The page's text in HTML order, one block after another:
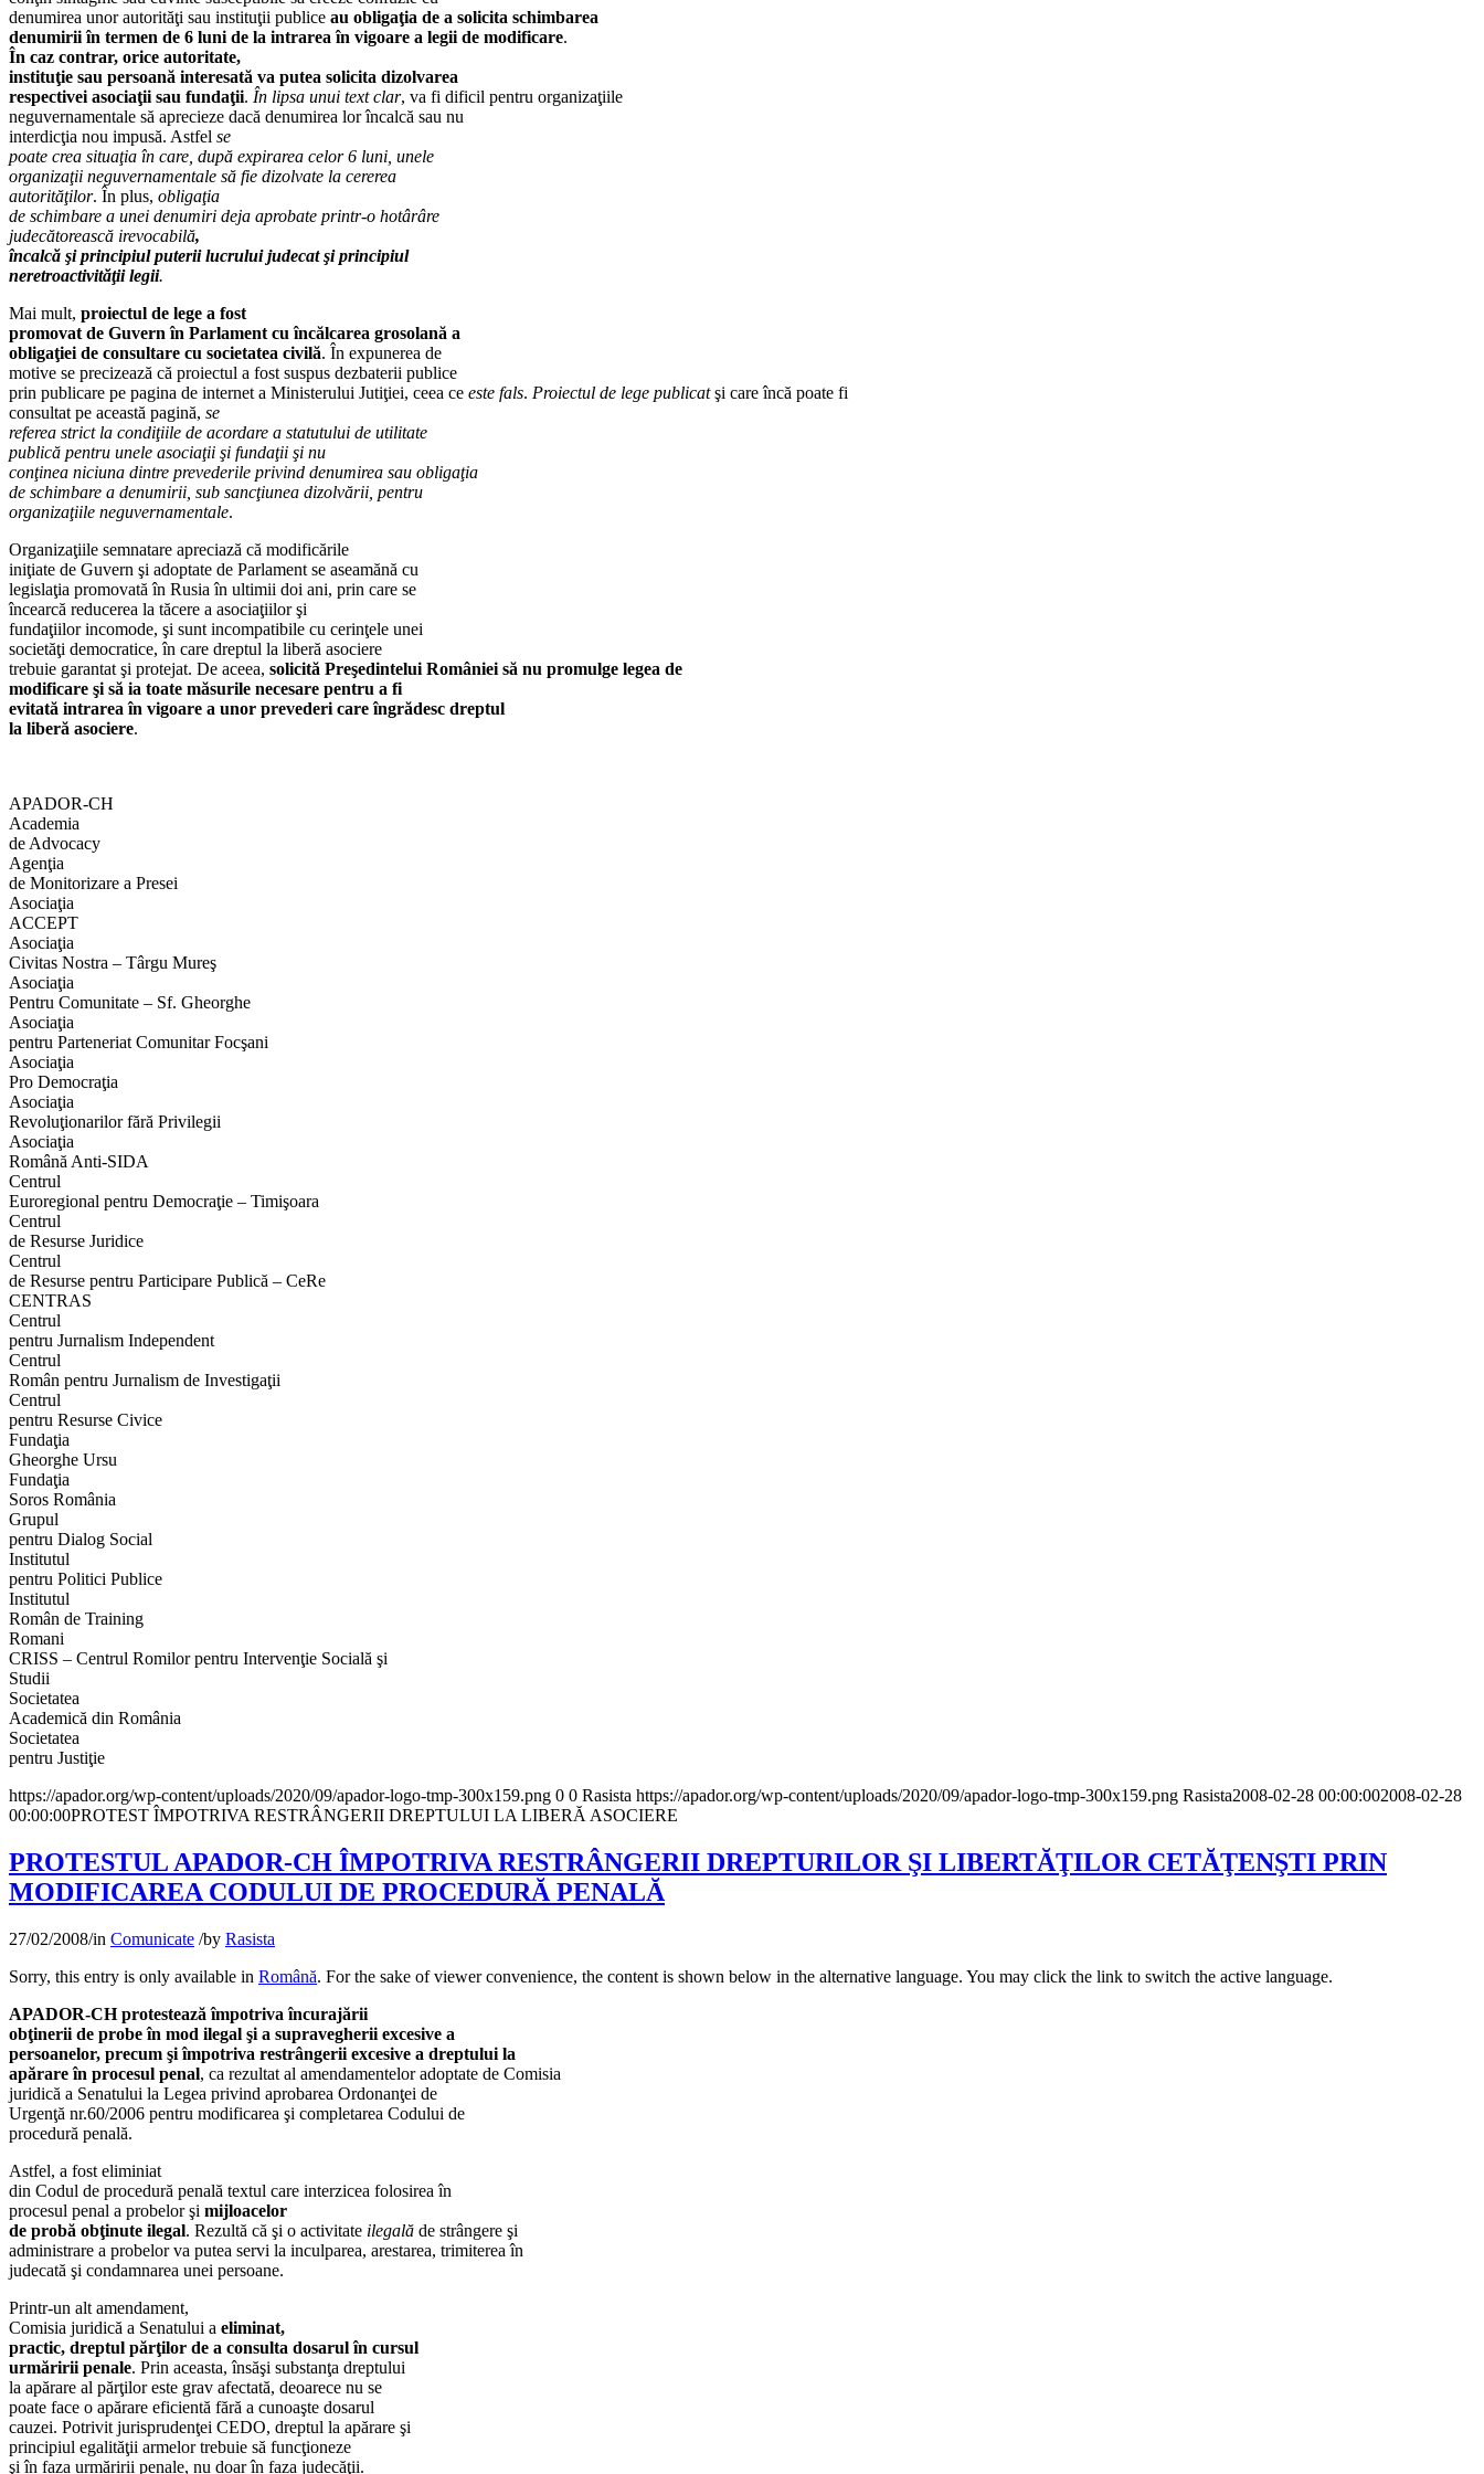
denumirea unor autorităţi sau instituţii publice au obligaţia de a solicita schimbarea
denumirii în termen de 6 luni de la intrarea în vigoare a legii de modificare.
În caz contrar, orice autoritate,
instituţie sau persoană interesată va putea solicita dizolvarea
respectivei asociaţii sau fundaţii. În lipsa unui text clar, va fi dificil pentru organizaţiile
neguvernamentale să aprecieze dacă denumirea lor încalcă sau nu
interdicţia nou impusă. Astfel se
poate crea situaţia în care, după expirarea celor 6 luni, unele
organizaţii neguvernamentale să fie dizolvate la cererea
autorităţilor. În plus, obligaţia
de schimbare a unei denumiri deja aprobate printr-o hotârâre
judecătorească irevocabilă,
încalcă şi principiul puterii lucrului judecat şi principiul
neretroactivităţii legii.
Mai mult, proiectul de lege a fost
promovat de Guvern în Parlament cu încălcarea grosolană a
obligaţiei de consultare cu societatea civilă. În expunerea de
motive se precizează că proiectul a fost suspus dezbaterii publice
prin publicare pe pagina de internet a Ministerului Jutiţiei, ceea ce este fals. Proiectul de lege publicatşi care încă poate fi
consultat pe această pagină, se
referea strict la condiţiile de acordare a statutului de utilitate
publică pentru unele asociaţii şi fundaţii şi nu
conţinea niciuna dintre prevederile privind denumirea sau obligaţia
de schimbare a denumirii, sub sancţiunea dizolvării, pentru
organizaţiile neguvernamentale.
Organizaţiile semnatare apreciază că modificările
iniţiate de Guvern şi adoptate de Parlament se aseamănă cu
legislaţia promovată în Rusia în ultimii doi ani, prin care se
încearcă reducerea la tăcere a asociaţiilor şi
fundaţiilor incomode, şi sunt incompatibile cu cerinţele unei
societăţi democratice, în care dreptul la liberă asociere
trebuie garantat şi protejat. De aceea, solicită Preşedintelui României să nu promulge legea de
modificare şi să ia toate măsurile necesare pentru a fi
evitată intrarea în vigoare a unor prevederi care îngrădesc dreptul
la liberă asociere.
APADOR-CH
Academia
de Advocacy
Agenţia
de Monitorizare a Presei
Asociaţia
ACCEPT
Asociaţia
Civitas Nostra – Târgu Mureş
Asociaţia
Pentru Comunitate – Sf. Gheorghe
Asociaţia
pentru Parteneriat Comunitar Focşani
Asociaţia
Pro Democraţia
Asociaţia
Revoluţionarilor fără Privilegii
Asociaţia
Română Anti-SIDA
Centrul
Euroregional pentru Democraţie – Timişoara
Centrul
de Resurse Juridice
Centrul
de Resurse pentru Participare Publică – CeRe
CENTRAS
Centrul
pentru Jurnalism Independent
Centrul
Român pentru Jurnalism de Investigaţii
Centrul
pentru Resurse Civice
Fundaţia
Gheorghe Ursu
Fundaţia
Soros România
Grupul
pentru Dialog Social
Institutul
pentru Politici Publice
Institutul
Român de Training
Romani
CRISS – Centrul Romilor pentru Intervenţie Socială şi
Studii
Societatea
Academică din România
Societatea
pentru Justiţie
https://apador.org/wp-content/uploads/2020/09/apador-logo-tmp-300x159.png 0 0 Rasista https://apador.org/wp-content/uploads/2020/09/apador-logo-tmp-300x159.png Rasista2008-02-28 00:00:002008-02-28
00:00:00PROTEST ÎMPOTRIVA RESTRÂNGERII DREPTULUI LA LIBERĂ ASOCIERE
PROTESTUL APADOR-CH ÎMPOTRIVA RESTRÂNGERII DREPTURILOR ŞI LIBERTĂŢILOR CETĂŢENŞTI PRIN
MODIFICAREA CODULUI DE PROCEDURĂ PENALĂ
27/02/2008/in Comunicate /by Rasista
Sorry, this entry is only available in Română. For the sake of viewer convenience, the content is shown below in the alternative language. You may click the link to switch the active language.
APADOR-CH protestează împotriva încurajării
obţinerii de probe în mod ilegal şi a supravegherii excesive a
persoanelor, precum şi împotriva restrângerii excesive a dreptului la
apărare în procesul penal, ca rezultat al amendamentelor adoptate de Comisia
juridică a Senatului la Legea privind aprobarea Ordonanţei de
Urgenţă nr.60/2006 pentru modificarea şi completarea Codului de
procedură penală.
Astfel, a fost eliminiat
din Codul de procedură penală textul care interzicea folosirea în
procesul penal a probelor şi mijloacelor
de probă obţinute ilegal. Rezultă că şi o activitate ilegală de strângere şi
administrare a probelor va putea servi la inculparea, arestarea, trimiterea în
judecată şi condamnarea unei persoane.
Printr-un alt amendament,
Comisia juridică a Senatului a eliminat,
practic, dreptul părţilor de a consulta dosarul în cursul
urmăririi penale. Prin aceasta, însăşi substanţa dreptului
la apărare al părţilor este grav afectată, deoarece nu se
poate face o apărare eficientă fără a cunoaşte dosarul
cauzei. Potrivit jurisprudenţei CEDO, dreptul la apărare şi
principiul egalităţii armelor trebuie să funcţioneze
şi în faza urmăririi penale, nu doar în faza judecăţii.